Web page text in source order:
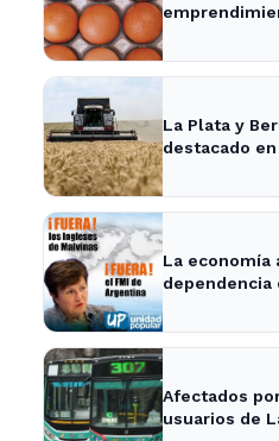
La Plata y
destacado
La economía
dependencia
Afectados
usuarios de